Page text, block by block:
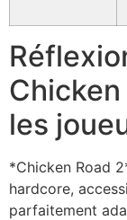
les
*Chicken Road
hardcore,
parfaitement